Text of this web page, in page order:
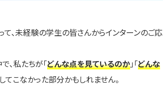
、未経験の学生の皆さんからインターンのご応
、私たちが「どんな点を見ているのか」「どんな
てこなかった部分かもしれません。